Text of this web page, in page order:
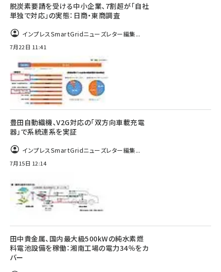
脱炭素要請を受ける中小企業、7割超が「自社
単独で対応」の実態：日商・東商調査
インプレスSmartGridニューズレター編集...
7月22日 11:41
豊田自動織機、V2G対応の「双方向車載充電
器」で系統連系を実証
インプレスSmartGridニューズレター編集...
7月15日 12:14
田中貴金属、国内最大級500kWの純水素燃
料電池設備を稼働：湘南工場の電力34％をカ
バー